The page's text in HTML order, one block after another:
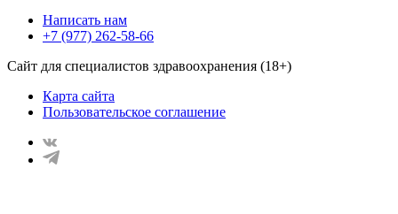
Написать нам
+7 (977) 262-58-66
Сайт для специалистов здравоохранения (18+)
Карта сайта
Пользовательское соглашение